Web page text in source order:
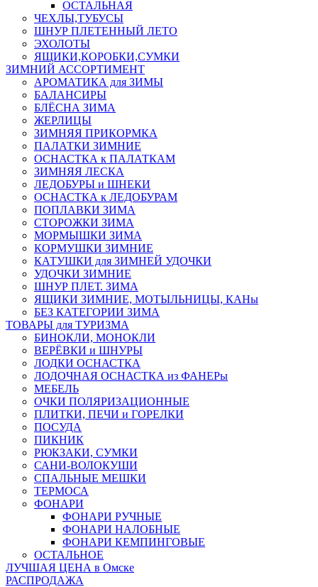
ОСТАЛЬНАЯ
ЧЕХЛЫ,ТУБУСЫ
ШНУР ПЛЕТЕННЫЙ ЛЕТО
ЭХОЛОТЫ
ЯЩИКИ,КОРОБКИ,СУМКИ
ЗИМНИЙ АССОРТИМЕНТ
АРОМАТИКА для ЗИМЫ
БАЛАНСИРЫ
БЛЁСНА ЗИМА
ЖЕРЛИЦЫ
ЗИМНЯЯ ПРИКОРМКА
ПАЛАТКИ ЗИМНИЕ
ОСНАСТКА к ПАЛАТКАМ
ЗИМНЯЯ ЛЕСКА
ЛЕДОБУРЫ и ШНЕКИ
ОСНАСТКА к ЛЕДОБУРАМ
ПОПЛАВКИ ЗИМА
СТОРОЖКИ ЗИМА
МОРМЫШКИ ЗИМА
КОРМУШКИ ЗИМНИЕ
КАТУШКИ для ЗИМНЕЙ УДОЧКИ
УДОЧКИ ЗИМНИЕ
ШНУР ПЛЕТ. ЗИМА
ЯЩИКИ ЗИМНИЕ, МОТЫЛЬНИЦЫ, КАНы
БЕЗ КАТЕГОРИИ ЗИМА
ТОВАРЫ для ТУРИЗМА
БИНОКЛИ, МОНОКЛИ
ВЕРЁВКИ и ШНУРЫ
ЛОДКИ ОСНАСТКА
ЛОДОЧНАЯ ОСНАСТКА из ФАНЕРы
МЕБЕЛЬ
ОЧКИ ПОЛЯРИЗАЦИОННЫЕ
ПЛИТКИ, ПЕЧИ и ГОРЕЛКИ
ПОСУДА
ПИКНИК
РЮКЗАКИ, СУМКИ
САНИ-ВОЛОКУШИ
СПАЛЬНЫЕ МЕШКИ
ТЕРМОСА
ФОНАРИ
ФОНАРИ РУЧНЫЕ
ФОНАРИ НАЛОБНЫЕ
ФОНАРИ КЕМПИНГОВЫЕ
ОСТАЛЬНОЕ
ЛУЧШАЯ ЦЕНА в Омске
РАСПРОДАЖА